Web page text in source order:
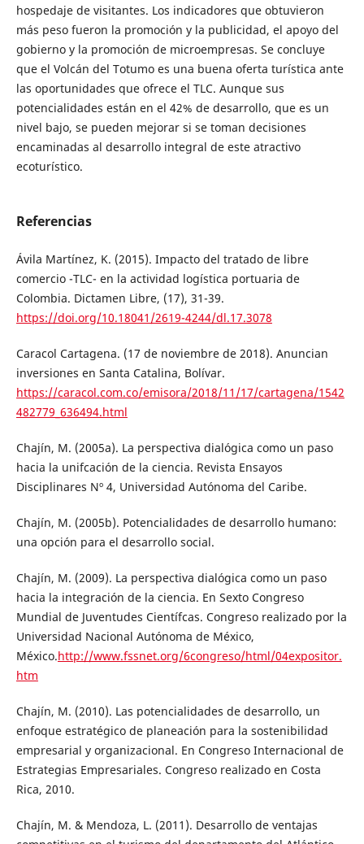
hospedaje de visitantes. Los indicadores que obtuvieron
más peso fueron la promoción y la publicidad, el apoyo del
gobierno y la promoción de microempresas. Se concluye
que el Volcán del Totumo es una buena oferta turística ante
las oportunidades que ofrece el TLC. Aunque sus
potencialidades están en el 42% de desarrollo, que es un
nivel bajo, se pueden mejorar si se toman decisiones
encaminadas al desarrollo integral de este atractivo
ecoturístico.
Referencias
Ávila Martínez, K. (2015). Impacto del tratado de libre
comercio -TLC- en la actividad logística portuaria de
Colombia. Dictamen Libre, (17), 31-39.
https://doi.org/10.18041/2619-4244/dl.17.3078
Caracol Cartagena. (17 de noviembre de 2018). Anuncian
inversiones en Santa Catalina, Bolívar.
https://caracol.com.co/emisora/2018/11/17/cartagena/1542
482779_636494.html
Chajín, M. (2005a). La perspectiva dialógica como un paso
hacia la unifcación de la ciencia. Revista Ensayos
Disciplinares Nº 4, Universidad Autónoma del Caribe.
Chajín, M. (2005b). Potencialidades de desarrollo humano:
una opción para el desarrollo social.
Chajín, M. (2009). La perspectiva dialógica como un paso
hacia la integración de la ciencia. En Sexto Congreso
Mundial de Juventudes Científcas. Congreso realizado por la
Universidad Nacional Autónoma de México,
México.http://www.fssnet.org/6congreso/html/04expositor.
htm
Chajín, M. (2010). Las potencialidades de desarrollo, un
enfoque estratégico de planeación para la sostenibilidad
empresarial y organizacional. En Congreso Internacional de
Estrategias Empresariales. Congreso realizado en Costa
Rica, 2010.
Chajín, M. & Mendoza, L. (2011). Desarrollo de ventajas